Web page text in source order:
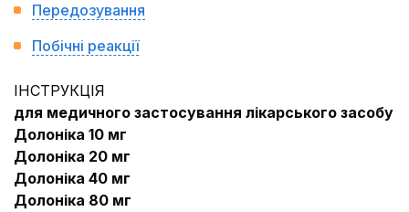
Передозування
Побічні реакції
ІНСТРУКЦІЯ
для медичного застосування лікарського засобу
Долоніка 10 мг
Долоніка 20 мг
Долоніка 40 мг
Долоніка 80 мг